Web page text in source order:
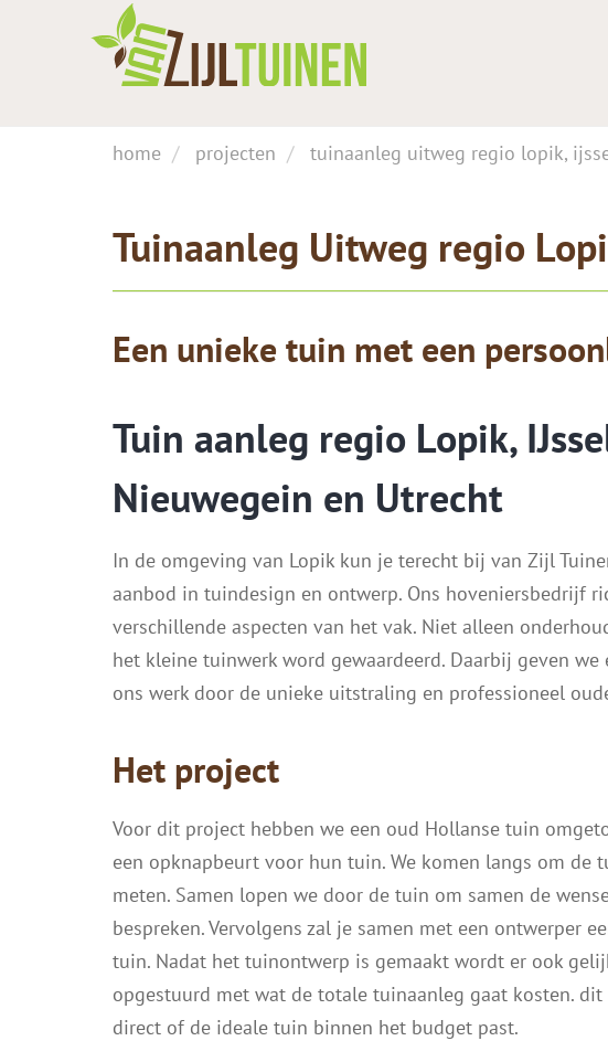
home projecten tuinaanleg uitweg regio lopik,
Tuinaanleg Uitweg regio
Een unieke tuin met een
Tuin aanleg regio Lopik,
Nieuwegein en Utrecht
In de omgeving van Lopik kun je terecht bij van Zijl
aanbod in tuindesign en ontwerp. Ons hoveniersbedrijf
verschillende aspecten van het vak. Niet alleen
het kleine tuinwerk word gewaardeerd. Daarbij geven
ons werk door de unieke uitstraling en professioneel
Het project
Voor dit project hebben we een oud Hollanse tuin
een opknapbeurt voor hun tuin. We komen langs om de
meten. Samen lopen we door de tuin om samen de
bespreken. Vervolgens zal je samen met een ontwerper
tuin. Nadat het tuinontwerp is gemaakt wordt er ook
opgestuurd met wat de totale tuinaanleg gaat kosten. dit
direct of de ideale tuin binnen het budget past.